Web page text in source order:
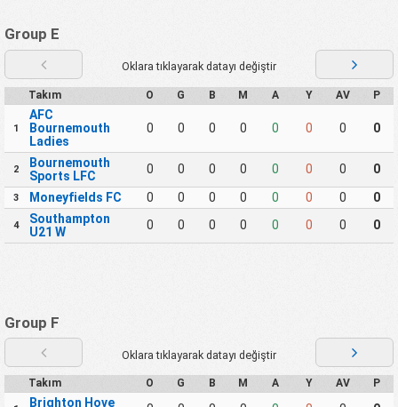
Group E
Oklara tıklayarak datayı değiştir
Takım O G B M A Y AV P
1
AFC
Bournemouth
Ladies
0 0 0 0 0 0 0 0
2
Bournemouth
Sports LFC
0 0 0 0 0 0 0 0
3 Moneyfields FC 0 0 0 0 0 0 0 0
4
Southampton
U21 W
0 0 0 0 0 0 0 0
Group F
Oklara tıklayarak datayı değiştir
Takım O G B M A Y AV P
Brighton Hove